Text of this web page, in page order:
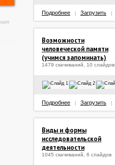
Подробнее Загрузить
Возможности
человеческой памяти
(учимся запоминать)
1479 скачиваний, 10 слайдов
Подробнее Загрузить
Виды и формы
исследовательской
деятельности
1045 скачиваний, 6 слайдов